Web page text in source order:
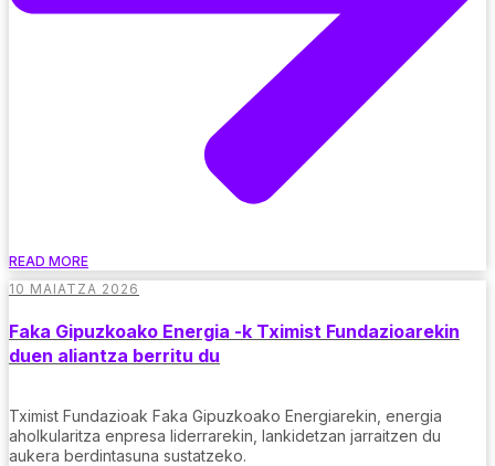
READ MORE
10 MAIATZA 2026
Faka Gipuzkoako Energia -k Tximist Fundazioarekin
duen aliantza berritu du
Tximist Fundazioak Faka Gipuzkoako Energiarekin, energia
aholkularitza enpresa liderrarekin, lankidetzan jarraitzen du
aukera berdintasuna sustatzeko.